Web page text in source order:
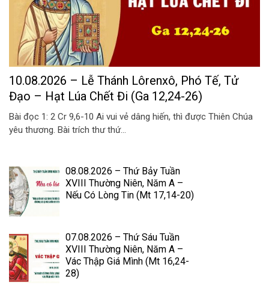
10.08.2026 – Lễ Thánh Lôrenxô, Phó Tế, Tử
Đạo – Hạt Lúa Chết Đi (Ga 12,24-26)
Bài đọc 1: 2 Cr 9,6-10 Ai vui vẻ dâng hiến, thì được Thiên Chúa
yêu thương. Bài trích thư thứ...
08.08.2026 – Thứ Bảy Tuần
XVIII Thường Niên, Năm A –
Nếu Có Lòng Tin (Mt 17,14-20)
07.08.2026 – Thứ Sáu Tuần
XVIII Thường Niên, Năm A –
Vác Thập Giá Mình (Mt 16,24-
28)